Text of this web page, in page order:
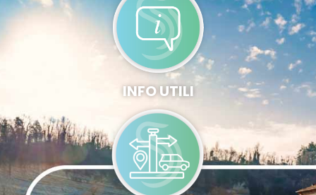
INFO UTILI